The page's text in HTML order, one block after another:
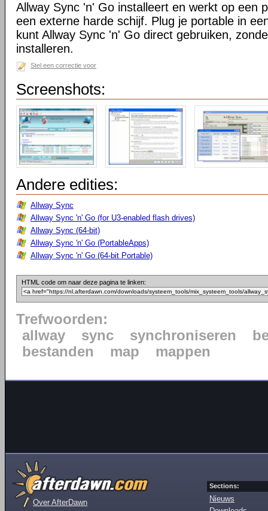
Allway Sync 'n' Go installeert en werkt op een
een externe harde schijf. Plug je portable in
kunt Allway Sync 'n' Go direct gebruiken,
installeren.
Stel een correctie voor
Screenshots:
Andere edities:
Allway Sync
Allway Sync 'n' Go (for U3-enabled flash drives)
Allway Sync (64-bit)
Allway Sync 'n' Go (PortableApps)
Allway Sync 'n' Go (64-bit Portable)
HTML code om naar deze pagina te linken:
Trefwoorden:
allway
sync synchroniseren
bestanden
map mappen
Over AfterDawn
Sections:
Nieuws